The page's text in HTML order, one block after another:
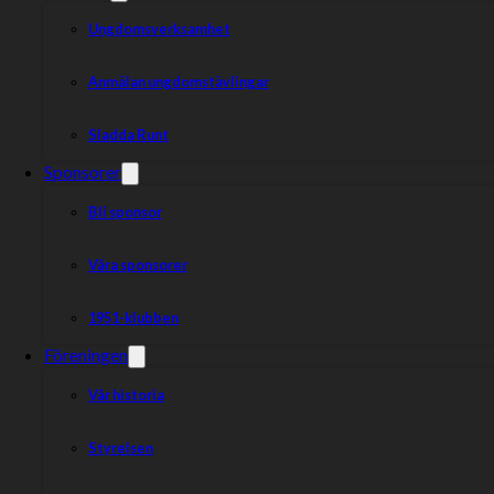
Ungdomsverksamhet
Anmälan ungdomstävlingar
Sladda Runt
Sponsorer
Bli sponsor
Våra sponsorer
1951-klubben
Föreningen
Vår historia
Styrelsen
Det blev en spännande tillställning med täta heat när
säkrat en plats i slutspelet.
Smederna hade en tuff inledning på säsongen. Tre förluster på